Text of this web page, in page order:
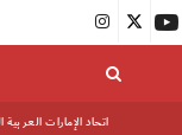
اتحاد الإمارات